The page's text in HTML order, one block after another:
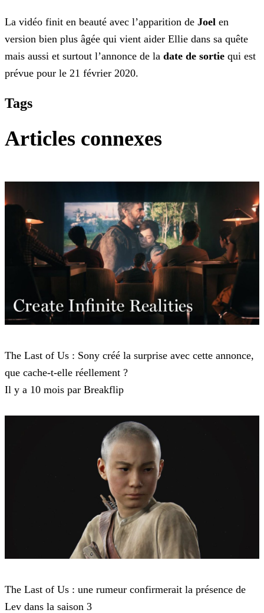
La vidéo finit en beauté avec l’apparition de Joel en
version bien plus âgée qui vient aider Ellie dans sa quête
mais aussi et surtout l’annonce de la date de sortie qui est
prévue pour le 21 février 2020.
Tags
Articles connexes
The Last of Us : Sony créé la surprise avec cette annonce,
que cache-t-elle réellement ?
Il y a 10 mois par Breakflip
The Last of Us : une rumeur confirmerait la présence de
Lev dans la saison 3